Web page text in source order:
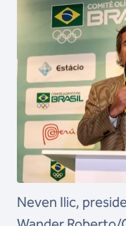
Neven Ilic,